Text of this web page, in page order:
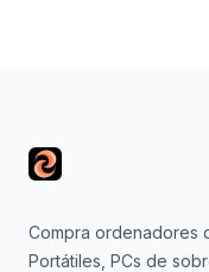
Compra ordenadores
Portátiles, PCs de